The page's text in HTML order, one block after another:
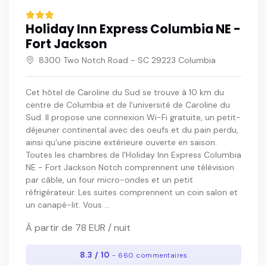
Holiday Inn Express Columbia NE -
Fort Jackson
8300 Two Notch Road - SC 29223 Columbia
Cet hôtel de Caroline du Sud se trouve à 10 km du
centre de Columbia et de l'université de Caroline du
Sud. Il propose une connexion Wi-Fi gratuite, un petit-
déjeuner continental avec des oeufs et du pain perdu,
ainsi qu'une piscine extérieure ouverte en saison.
Toutes les chambres de l'Holiday Inn Express Columbia
NE - Fort Jackson Notch comprennent une télévision
par câble, un four micro-ondes et un petit
réfrigérateur. Les suites comprennent un coin salon et
un canapé-lit. Vous ...
À partir de 78 EUR / nuit
8.3 / 10- 660 commentaires